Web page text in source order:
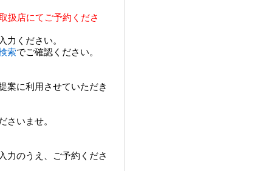
扱店にてご予約くださ
力ください。
索でご確認ください。
案に利用させていただき
さいませ。
力のうえ、ご予約くださ